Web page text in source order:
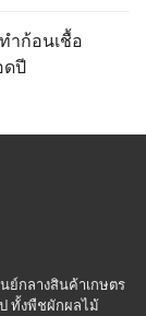
ำก้อนเชื้อ
ดปี
ย์กลางสินค้าเกษตร
ทั้งพืชผักผลไม้